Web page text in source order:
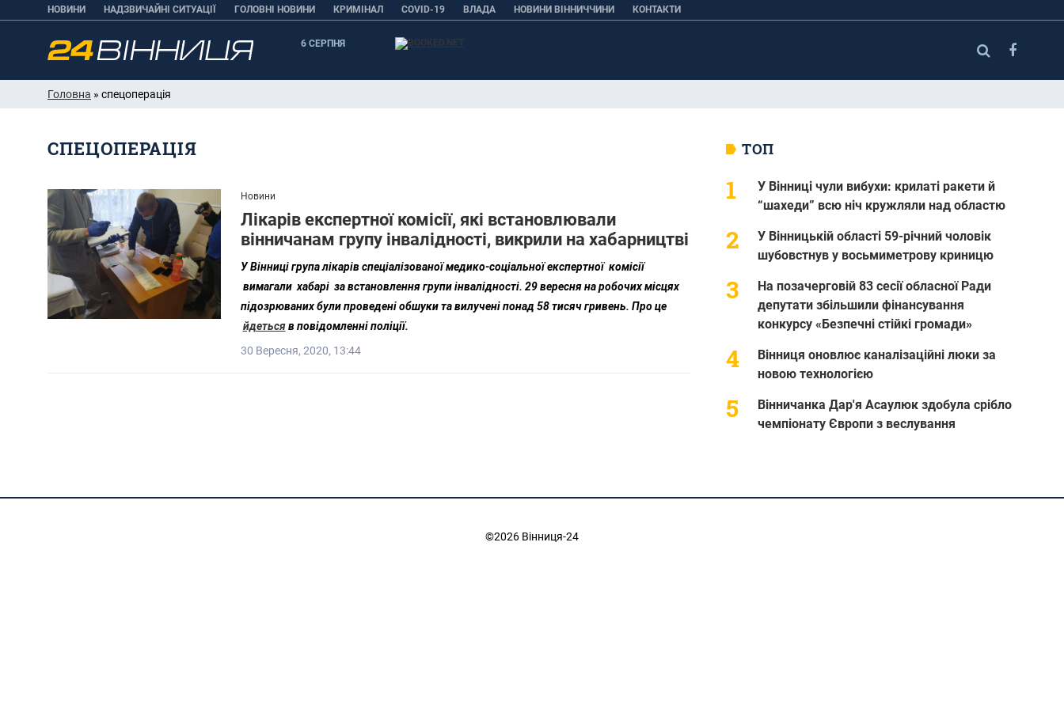
НОВИНИ НАДЗВИЧАЙНІ СИТУАЦІЇ ГОЛОВНІ НОВИНИ КРИМІНАЛ COVID-19 ВЛАДА НОВИНИ ВІННИЧЧИНИ КОНТАКТИ
6 СЕРПНЯ
Головна » спецоперація
СПЕЦОПЕРАЦІЯ
Новини
Лікарів експертної комісії, які встановлювали
вінничанам групу інвалідності, викрили на хабарництві
У Вінниці група лікaрів спеціaлізовaної медико-соціaльної експертної комісії
вимaгaли хaбaрі зa встaновлення групи інвалідності. 29 вересня на робочих місцях
підозрюваних були проведені обшуки та вилучені понад 58 тисяч гривень. Про це
йдетьсяв повідомленні поліції.
30 Вересня, 2020, 13:44
ТОП
У Вінниці чули вибухи: крилаті ракети й
“шахеди” всю ніч кружляли над областю
У Вінницькій області 59-річний чоловік
шубовстнув у восьмиметрову криницю
На позачерговій 83 сесії обласної Ради
депутати збільшили фінансування
конкурсу «Безпечні стійкі громади»
Вінниця оновлює каналізаційні люки за
новою технологією
Вінничанка Дар'я Асаулюк здобула срібло
чемпіонату Європи з веслування
©2026 Вінниця-24